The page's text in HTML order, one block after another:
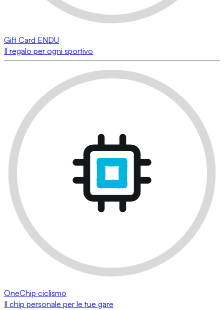
Gift Card ENDU
Il regalo per ogni sportivo
OneChip ciclismo
Il chip personale per le tue gare